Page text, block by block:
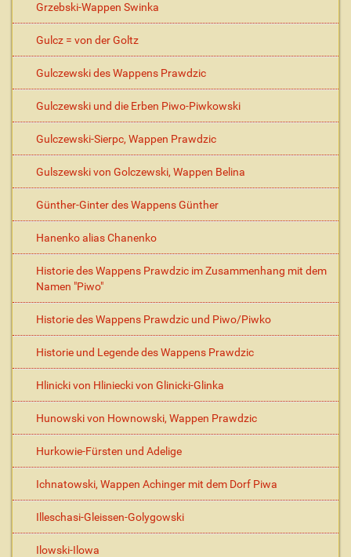
Grzebski-Wappen Swinka
Gulcz = von der Goltz
Gulczewski des Wappens Prawdzic
Gulczewski und die Erben Piwo-Piwkowski
Gulczewski-Sierpc, Wappen Prawdzic
Gulszewski von Golczewski, Wappen Belina
Günther-Ginter des Wappens Günther
Hanenko alias Chanenko
Historie des Wappens Prawdzic im Zusammenhang mit dem
Namen "Piwo"
Historie des Wappens Prawdzic und Piwo/Piwko
Historie und Legende des Wappens Prawdzic
Hlinicki von Hliniecki von Glinicki-Glinka
Hunowski von Hownowski, Wappen Prawdzic
Hurkowie-Fürsten und Adelige
Ichnatowski, Wappen Achinger mit dem Dorf Piwa
Illeschasi-Gleissen-Golygowski
Ilowski-Ilowa